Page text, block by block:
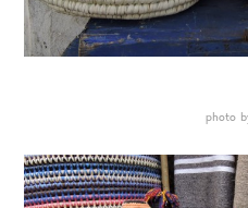
photo